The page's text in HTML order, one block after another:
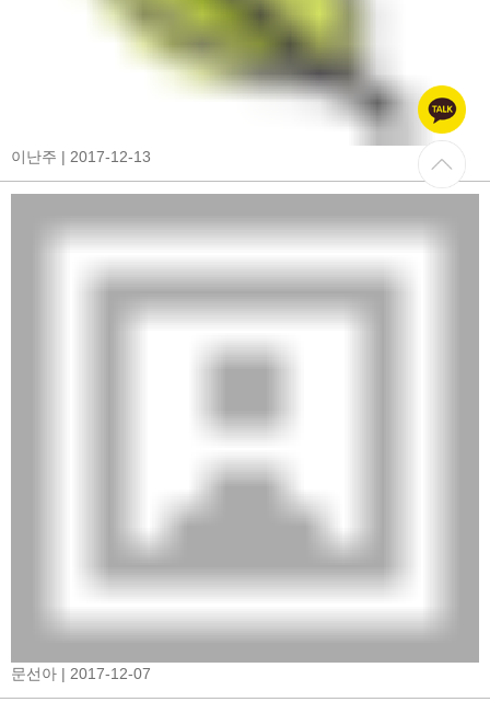
이난주 | 2017-12-13
문선아 | 2017-12-07